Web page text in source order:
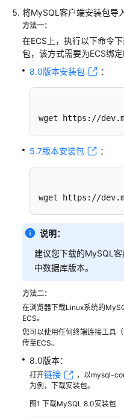
视
频
帮
助
品
文
用
指
南
（阿
布
扎
比
区
域）
API
参
考
(阿
将MySQL客户端安装包导
方法一：
在ECS上，执行以下命令
包，该方式需要为ECS绑定
8.0版本安装包
：
wget https://
5.7版本安装包 ：
wget https://
说明：
建议您下载的MySQL
中数据库版本。
方法二：
在浏览器下载Linux系统的
ECS。
您可以使用任何终端连接工具
传至ECS。
8.0版本：
打开链接
，以mysql-
为例，下载安装包。
图1 下载MySQL 8.0安装包